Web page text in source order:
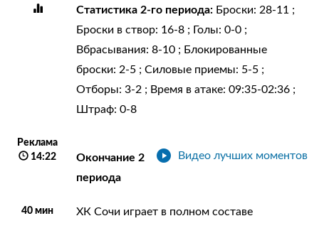
Статистика 2-го периода: Броски: 28-11 ;
Броски в створ: 16-8 ; Голы: 0-0 ;
Вбрасывания: 8-10 ; Блокированные
броски: 2-5 ; Силовые приемы: 5-5 ;
Отборы: 3-2 ; Время в атаке: 09:35-02:36 ;
Штраф: 0-8
Реклама
14:22
Видео лучших моментов
Окончание 2
периода
40 мин ХК Сочи играет в полном составе